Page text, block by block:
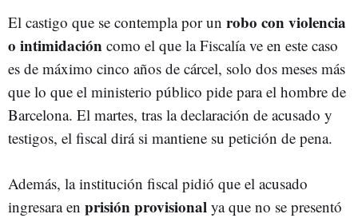
El castigo que se contempla por un robo con violencia
o intimidación como el que la Fiscalía ve en este caso
es de máximo cinco años de cárcel, solo dos meses más
que lo que el ministerio público pide para el hombre de
Barcelona. El martes, tras la declaración de acusado y
testigos, el fiscal dirá si mantiene su petición de pena.
Además, la institución fiscal pidió que el acusado
ingresara en prisión provisional ya que no se presentó